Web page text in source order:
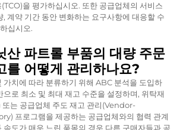
을 평가하십시오. 또한 공급업체의 서비스
, 계약 기간 동안 변화하는 요구사항에 대응할 수
십시오.
산 파트롤 부품의 대량 주문
를 어떻게 관리하나요?
가치에 따라 분류하기 위해 ABC 분석을 도입하
으로 최소 및 최대 재고 수준을 설정하며, 위탁재
는 공급업체 주도 재고 관리(Vendor-
프로그램을 제공하는 공급업체와의 협력 관계
속도가 매우 느린 품목의 경우 다른 구매자들과 공